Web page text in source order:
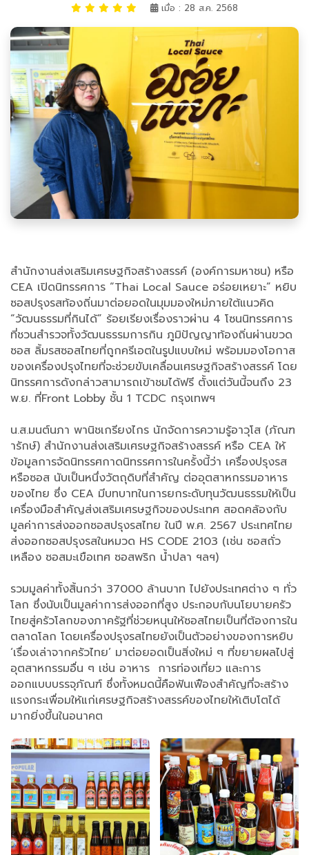
เมื่อ : 28 ส.ค. 2568
สำนักงานส่งเสริมเศรษฐกิจสร้างสรรค์ (องค์การมหาชน) หรือ
CEA เปิดนิทรรศการ “Thai Local Sauce อร่อยเหยาะ” หยิบ
ซอสปรุงรสท้องถิ่นมาต่อยอดในมุมมองใหม่ภายใต้แนวคิด
“วัฒนธรรมที่กินได้” ร้อยเรียงเรื่องราวผ่าน 4 โซนนิทรรศการ
ที่ชวนสำรวจทั้งวัฒนธรรมการกิน ภูมิปัญญาท้องถิ่นผ่านขวด
ซอส ลิ้มรสซอสไทยที่ถูกครีเอตในรูปแบบใหม่ พร้อมมองโอกาส
ของเครื่องปรุงไทยที่จะช่วยขับเคลื่อนเศรษฐกิจสร้างสรรค์ โดย
นิทรรศการดังกล่าวสามารถเข้าชมได้ฟรี ตั้งแต่วันนี้จนถึง 23
พ.ย. ที่Front Lobby ชั้น 1 TCDC กรุงเทพฯ
​น.ส.มนต์นภา พานิชเกรียงไกร นักจัดการความรู้อาวุโส (ภัณฑ
ารักษ์) สำนักงานส่งเสริมเศรษฐกิจสร้างสรรค์ หรือ CEA ให้
ข้อมูลการจัดนิทรรศกาดนิทรรศการในครั้งนี้ว่า เครื่องปรุงรส
หรือซอส นับเป็นหนึ่งวัตถุดิบที่สำคัญ ต่ออุตสาหกรรมอาหาร
ของไทย ซึ่ง CEA มีบทบาทในการยกระดับทุนวัฒนธรรมให้เป็น
เครื่องมือสำคัญส่งเสริมเศรษฐกิจของประเทศ สอดคล้องกับ
มูลค่าการส่งออกซอสปรุงรสไทย ในปี พ.ศ. 2567 ประเทศไทย
ส่งออกซอสปรุงรสในหมวด HS CODE 2103 (เช่น ซอสถั่ว
เหลือง ซอสมะเขือเทศ ซอสพริก น้ำปลา ฯลฯ)
รวมมูลค่าทั้งสิ้นกว่า 37000 ล้านบาท ไปยังประเทศต่าง ๆ ทั่ว
โลก ซึ่งนับเป็นมูลค่าการส่งออกที่สูง ประกอบกับนโยบายครัว
ไทยสู่ครัวโลกของภาครัฐที่ช่วยหนุนให้ซอสไทยเป็นที่ต้องการใน
ตลาดโลก โดยเครื่องปรุงรสไทยยังเป็นตัวอย่างของการหยิบ
‘เรื่องเล่าจากครัวไทย’ มาต่อยอดเป็นสิ่งใหม่ ๆ ที่ขยายผลไปสู่
อุตสาหกรรมอื่น ๆ เช่น อาหาร การท่องเที่ยว และการ
ออกแบบบรรจุภัณฑ์ ซึ่งทั้งหมดนี้คือฟันเฟืองสำคัญที่จะสร้าง
แรงกระเพื่อมให้แก่เศรษฐกิจสร้างสรรค์ของไทยให้เติบโตได้
มากยิ่งขึ้นในอนาคต